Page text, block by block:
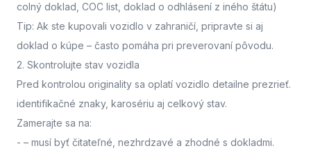
colný doklad, COC list, doklad o odhlásení z iného štátu)
Tip: Ak ste kupovali vozidlo v zahraničí, pripravte si aj
doklad o kúpe – často pomáha pri preverovaní pôvodu.
2. Skontrolujte stav vozidla
Pred kontrolou originality sa oplatí vozidlo detailne prezrieť.
identifikačné znaky, karosériu aj celkový stav.
Zamerajte sa na:
- – musí byť čitateľné, nezhrdzavé a zhodné s dokladmi.